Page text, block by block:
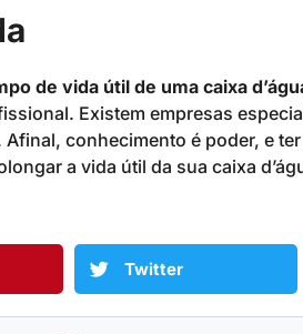
de vida útil de uma caixa
Existem empresas
conhecimento é poder, e
a vida útil da sua caixa
Twitter